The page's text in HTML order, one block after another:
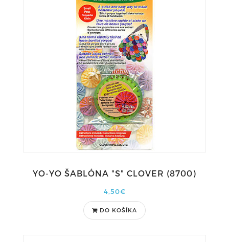
YO-YO ŠABLÓNA "S" CLOVER (8700)
4,50€
DO KOŠÍKA